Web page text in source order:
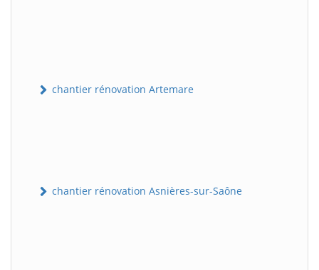
chantier rénovation Artemare
chantier rénovation Asnières-sur-Saône